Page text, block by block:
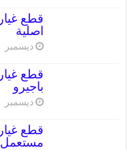
اصلية
ديسمبر 1, 2023
باجيرو
ديسمبر 1, 2023
مستعمل